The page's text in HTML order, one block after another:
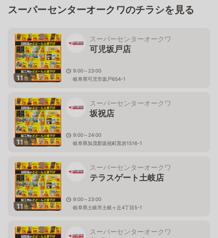
スーパーセンターオークワのチラシを見る
11枚
スーパーセンターオークワ
可児坂戸店
9:00～23:00
岐阜県可児市坂戸654-1
11枚
スーパーセンターオークワ
坂祝店
9:00～24:00
岐阜県加茂郡坂祝町黒岩1516-1
11枚
スーパーセンターオークワ
テラスゲート土岐店
9:00～23:00
岐阜県土岐市土岐ヶ丘4丁目5-1
スーパーセンターオークワ